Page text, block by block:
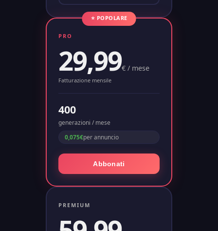
⭐ POPOLARE
PRO
29,99€ / mese
Fatturazione mensile
400
generazioni / mese
0,075€per annuncio
Abbonati
PREMIUM